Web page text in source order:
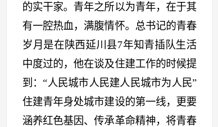
的实干家。青年之所以为青年，在于其
有一腔热血，满腹情怀。总书记的青春
岁月是在陕西延川县7年知青插队生活
中度过的，他在谈及住建工作的时候提
到： “人民城市人民建人民城市为人民”
住建青年身处城市建设的第一线，更要
涵养红色基因、传承革命精神，将青春